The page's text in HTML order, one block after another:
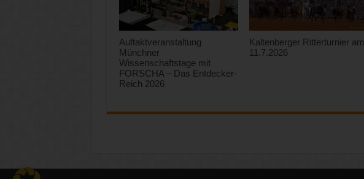
Auftaktveranstaltung
Münchner
Wissenschaftstage mit
FORSCHA – Das Entdecker-
Reich 2026
Kaltenberger Ritterturnier am
11.7.2026